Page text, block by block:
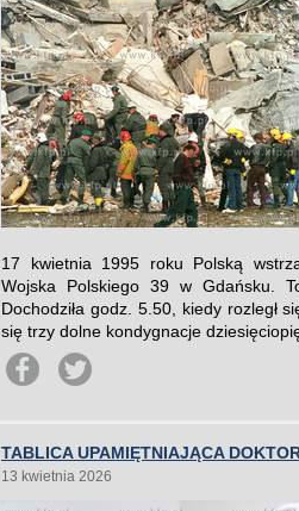
17 kwietnia 1995 roku Polską
Wojska Polskiego 39 w Gdańsku.
Dochodziła godz. 5.50, kiedy rozległ
się trzy dolne kondygnacje
TABLICA UPAMIĘTNIAJĄCA
13 kwietnia 2026